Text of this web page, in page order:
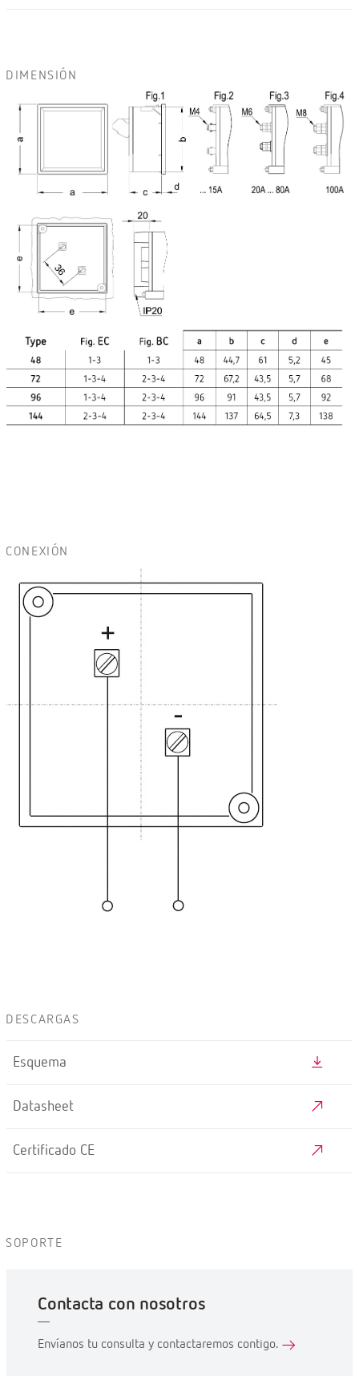
DIMENSIÓN
CONEXIÓN
DESCARGAS
Esquema
Datasheet
Certificado CE
SOPORTE
Contacta con nosotros
Envíanos tu consulta y contactaremos contigo.